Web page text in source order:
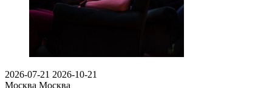
2026-07-21 2026-10-21
Москва Москва